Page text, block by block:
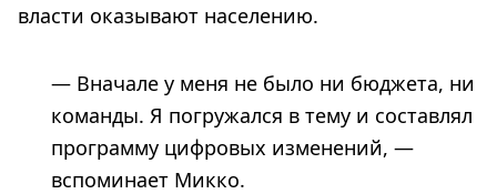
власти оказывают населению.
— Вначале у меня не было ни бюджета, ни
команды. Я погружался в тему и составлял
программу цифровых изменений, —
вспоминает Микко.